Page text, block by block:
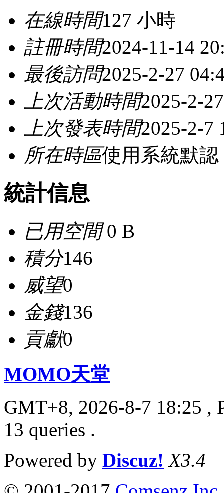
在線時間127 小時
註冊時間2024-11-14
最後訪問2025-2-27
上次活動時間2025-2-
上次發表時間2025-2-7
所在時區使用系統默認
統計信息
已用空間0 B
積分146
威望0
金錢136
貢獻0
MOMO天堂
GMT+8, 2026-8-7 18:25 ,
13 queries .
Powered by Discuz! X3.4